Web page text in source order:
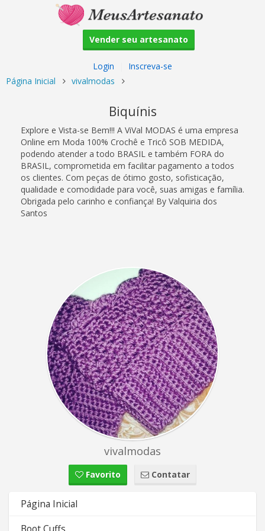
Vender seu artesanato
Login
Inscreva-se
Página Inicial
vivalmodas
Biquínis
Explore e Vista-se Bem!!! A ViVal MODAS é uma empresa
Online em Moda 100% Crochê e Tricô SOB MEDIDA,
podendo atender a todo BRASIL e também FORA do
BRASIL, comprometida em facilitar pagamento a todos
os clientes. Com peças de ótimo gosto, sofisticação,
qualidade e comodidade para você, suas amigas e família.
Obrigada pelo carinho e confiança! By Valquiria dos
Santos
vivalmodas
Favorito Contatar
Página Inicial
Boot Cuffs